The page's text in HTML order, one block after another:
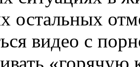
остальных
видео с